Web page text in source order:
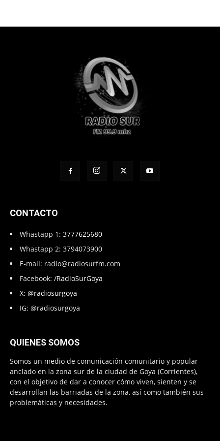
CONTACTO
Whastapp 1: 3777625680
Whastapp 2: 3794073900
E-mail: radio@radiosurfm.com
Facebook: /RadioSurGoya
X: @radiosurgoya
IG: @radiosurgoya
QUIENES SOMOS
Somos un medio de comunicación comunitario y popular
anclado en la zona sur de la ciudad de Goya (Corrientes),
con el objetivo de dar a conocer cómo viven, sienten y se
desarrollan las barriadas de la zona, así como también sus
problemáticas y necesidades.